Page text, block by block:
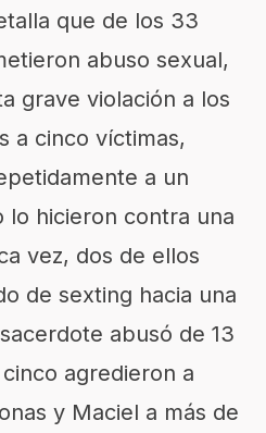
que de los 33
abuso sexual,
grave violación a los
a cinco víctimas,
a un
lo hicieron contra una
vez, dos de ellos
de sexting hacia una
abusó de 13
agredieron a
y Maciel a más de